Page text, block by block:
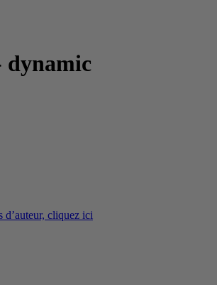
dynamic
d’auteur, cliquez ici